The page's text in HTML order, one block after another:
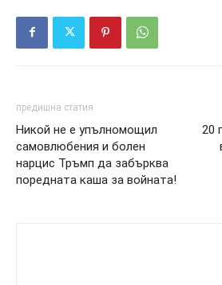
предишна статия
Никой не е упълномощил
самовлюбения и болен
нарцис Тръмп да забърква
поредната каша за войната!
20